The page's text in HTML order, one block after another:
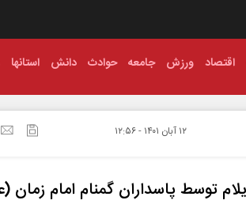
اقتصاد ورزش جامعه حوادث دانش استانها
۱۲ آبان ۱۴۰۱ - ۱۲:۵۶
توسط پاسداران گمنام امام زمان